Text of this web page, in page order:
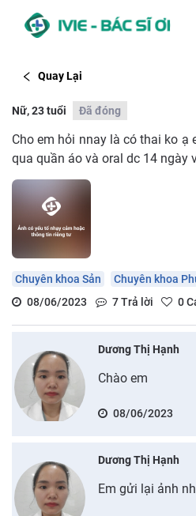
Quay Lại
Nữ, 23 tuổi Đã đóng
Cho em hỏi nnay là có thai ko ạ
qua quần áo và oral dc 14 ngày
Chuyên khoa Sản
Chuyên khoa
08/06/2023
7Trả lời 0
Dương Thị Hạnh
Chào em
08/06/2023
Dương Thị Hạnh
Em gửi lại ảnh